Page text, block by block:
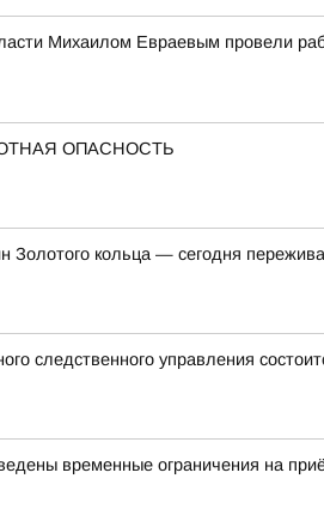
Михаилом Евраевым провели
ОПАСНОСТЬ
кольца — сегодня
следственного управления
временные ограничения на